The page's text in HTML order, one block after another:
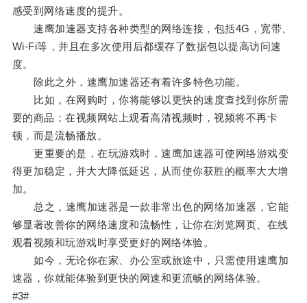
感受到网络速度的提升。
速鹰加速器支持各种类型的网络连接，包括4G，宽带、
Wi-Fi等，并且在多次使用后都缓存了数据包以提高访问速
度。
除此之外，速鹰加速器还有着许多特色功能。
比如，在网购时，你将能够以更快的速度查找到你所需
要的商品；在视频网站上观看高清视频时，视频将不再卡
顿，而是流畅播放。
更重要的是，在玩游戏时，速鹰加速器可使网络游戏变
得更加稳定，并大大降低延迟，从而使你获胜的概率大大增
加。
总之，速鹰加速器是一款非常出色的网络加速器，它能
够显著改善你的网络速度和流畅性，让你在浏览网页、在线
观看视频和玩游戏时享受更好的网络体验。
如今，无论你在家、办公室或旅途中，只需使用速鹰加
速器，你就能体验到更快的网速和更流畅的网络体验。
#3#